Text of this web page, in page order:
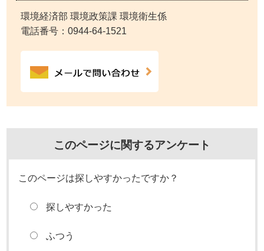
環境経済部 環境政策課 環境衛生係
電話番号：0944-64-1521
このページに関するアンケート
このページは探しやすかったですか？
探しやすかった
ふつう